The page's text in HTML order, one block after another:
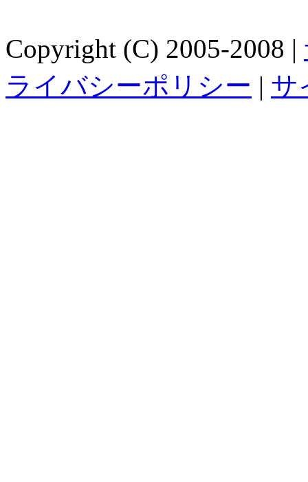
Copyright (C) 2005-2008 |
ライバシーポリシー | サ